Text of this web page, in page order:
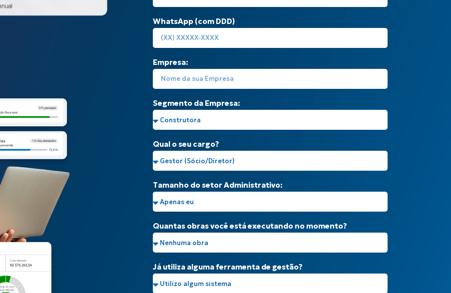
WhatsApp (com DDD)
Empresa:
Segmento da Empresa:
Qual o seu cargo?
Tamanho do setor Administrativo:
Quantas obras você está executando no momento?
Já utiliza alguma ferramenta de gestão?